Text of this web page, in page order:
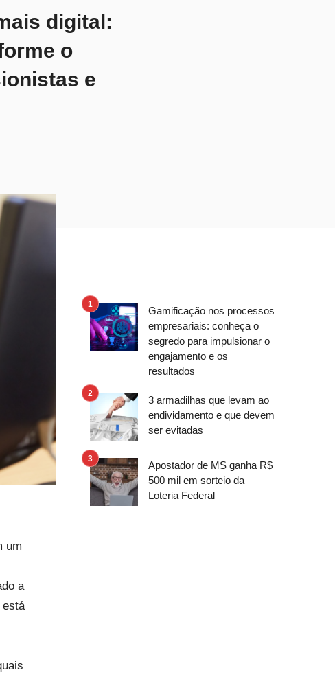
digital:
o
e
um
a
está
Gamificação nos processos
empresariais: conheça o
segredo para impulsionar o
engajamento e os
resultados
3 armadilhas que levam ao
endividamento e que devem
ser evitadas
Apostador de MS ganha R$
500 mil em sorteio da
Loteria Federal